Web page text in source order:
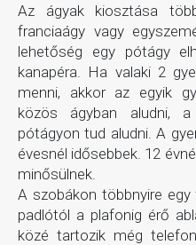
Az ágyak kiosztása
franciaágy vagy
lehetőség egy pótágy
kanapéra. Ha valaki 2
menni, akkor az egyik
közös ágyban aludni,
pótágyon tud aludni. A
évesnél idősebbek. 12
minősülnek.
A szobákon többnyire
padlótól a plafonig érő
közé tartozik még